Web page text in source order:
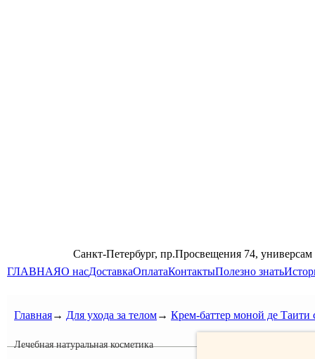
Санкт-Петербург, пр.Просвещения 74,
ГЛАВНАЯО насДоставкаОплатаКонтактыПолезно знать
Главная→ Для ухода за телом→ Крем-баттер моной де
Лечебная натуральная косметика